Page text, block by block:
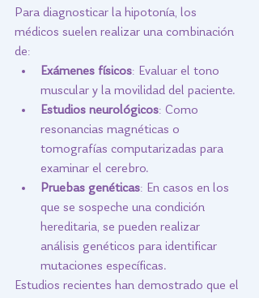
Para diagnosticar la hipotonía, los
médicos suelen realizar una combinación
de:
Exámenes físicos: Evaluar el tono
muscular y la movilidad del paciente.
Estudios neurológicos: Como
resonancias magnéticas o
tomografías computarizadas para
examinar el cerebro.
Pruebas genéticas: En casos en los
que se sospeche una condición
hereditaria, se pueden realizar
análisis genéticos para identificar
mutaciones específicas.
Estudios recientes han demostrado que el